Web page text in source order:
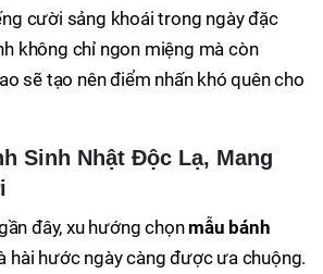
cười sảng khoái trong ngày đặc
không chỉ ngon miệng mà còn
sẽ tạo nên điểm nhấn khó quên cho
Sinh Nhật Độc Lạ, Mang
đây, xu hướng chọn mẫu bánh
hài hước ngày càng được ưa chuộng.